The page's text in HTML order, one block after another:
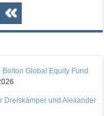
Global Equity Fund
Dreiskämper und Alexander